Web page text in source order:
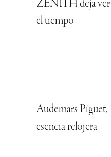
ZENITH deja ver
el tiempo
Audemars Piguet,
esencia relojera